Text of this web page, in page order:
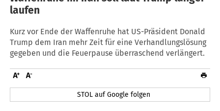
laufen
Kurz vor Ende der Waffenruhe hat US-Präsident Donald
Trump dem Iran mehr Zeit für eine Verhandlungslösung
gegeben und die Feuerpause überraschend verlängert.
STOL auf Google folgen